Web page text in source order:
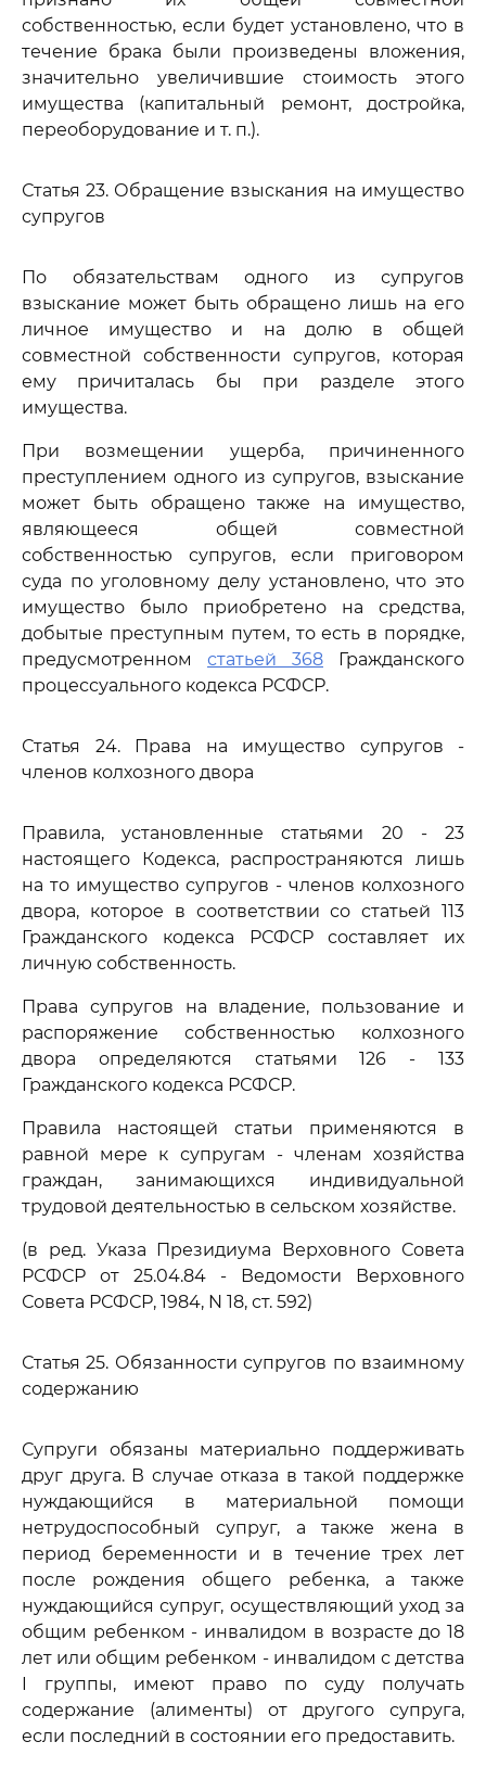
собственностью, если будет установлено, что в
течение брака были произведены вложения,
значительно увеличившие стоимость этого
имущества (капитальный ремонт, достройка,
переоборудование и т. п.).
Статья 23. Обращение взыскания на имущество
супругов
По обязательствам одного из супругов
взыскание может быть обращено лишь на его
личное имущество и на долю в общей
совместной собственности супругов, которая
ему причиталась бы при разделе этого
имущества.
При возмещении ущерба, причиненного
преступлением одного из супругов, взыскание
может быть обращено также на имущество,
являющееся общей совместной
собственностью супругов, если приговором
суда по уголовному делу установлено, что это
имущество было приобретено на средства,
добытые преступным путем, то есть в порядке,
предусмотренном статьей 368 Гражданского
процессуального кодекса РСФСР.
Статья 24. Права на имущество супругов -
членов колхозного двора
Правила, установленные статьями 20 - 23
настоящего Кодекса, распространяются лишь
на то имущество супругов - членов колхозного
двора, которое в соответствии со статьей 113
Гражданского кодекса РСФСР составляет их
личную собственность.
Права супругов на владение, пользование и
распоряжение собственностью колхозного
двора определяются статьями 126 - 133
Гражданского кодекса РСФСР.
Правила настоящей статьи применяются в
равной мере к супругам - членам хозяйства
граждан, занимающихся индивидуальной
трудовой деятельностью в сельском хозяйстве.
(в ред. Указа Президиума Верховного Совета
РСФСР от 25.04.84 - Ведомости Верховного
Совета РСФСР, 1984, N 18, ст. 592)
Статья 25. Обязанности супругов по взаимному
содержанию
Супруги обязаны материально поддерживать
друг друга. В случае отказа в такой поддержке
нуждающийся в материальной помощи
нетрудоспособный супруг, а также жена в
период беременности и в течение трех лет
после рождения общего ребенка, а также
нуждающийся супруг, осуществляющий уход за
общим ребенком - инвалидом в возрасте до 18
лет или общим ребенком - инвалидом с детства
I группы, имеют право по суду получать
содержание (алименты) от другого супруга,
если последний в состоянии его предоставить.